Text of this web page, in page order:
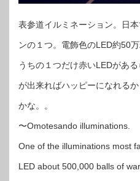
表参道イルミネーション。日
ンの１つ。電飾色のLED約50
うちの１つだけ赤いLEDがあ
が出来ればハッピーになれる
かな。。
〜Omotesando illuminations.
One of the illuminations most
LED about 500,000 balls of